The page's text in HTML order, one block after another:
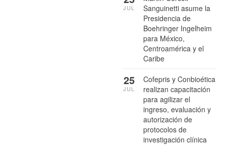
Sanguinetti asume la
Presidencia de
Boehringer Ingelheim
para México,
Centroamérica y el
Caribe
JUL
Cofepris y Conbioética
realizan capacitación
para agilizar el
ingreso, evaluación y
autorización de
protocolos de
investigación clínica
25
JUL